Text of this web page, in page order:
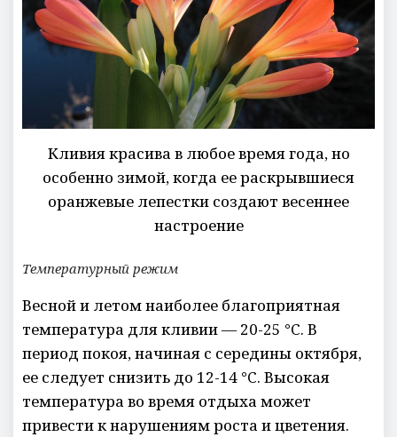
Кливия красива в любое время года, но
особенно зимой, когда ее раскрывшиеся
оранжевые лепестки создают весеннее
настроение
Температурный режим
Весной и летом наиболее благоприятная
температура для кливии — 20-25 °C. В
период покоя, начиная с середины октября,
ее следует снизить до 12-14 °C. Высокая
температура во время отдыха может
привести к нарушениям роста и цветения.